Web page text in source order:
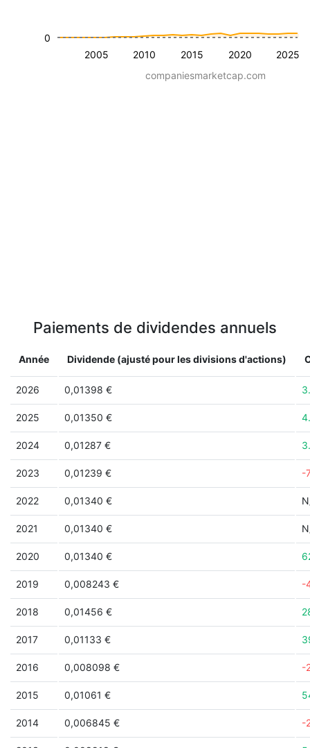
2005 2010 2015 2020 2025
0
companiesmarketcap.com
Paiements de dividendes annuels
Année Dividende (ajusté pour les divisions d'actions)
2026 0,01398 €
2025 0,01350 €
2024 0,01287 €
2023 0,01239 € -
2022 0,01340 €
2021 0,01340 €
2020 0,01340 €
2019 0,008243 € -
2018 0,01456 €
2017 0,01133 €
2016 0,008098 € -
2015 0,01061 €
2014 0,006845 € -